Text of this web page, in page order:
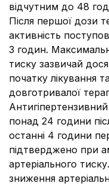
відчутним до 48
Після першої дози
активність
3 годин.
тиску зазвичай
початку лікування
довготривалої
понад 24 години
останні 4 години
підтверджено при
артеріального
зниження